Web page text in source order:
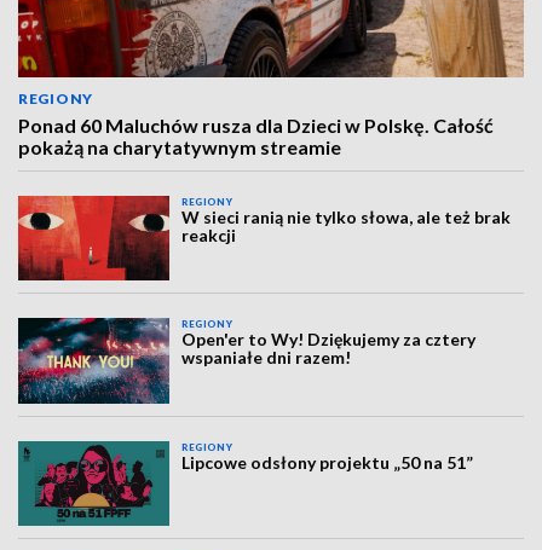
REGIONY
Ponad 60 Maluchów rusza dla Dzieci w Polskę. Całość
pokażą na charytatywnym streamie
REGIONY
W sieci ranią nie tylko słowa, ale też brak
reakcji
REGIONY
Open'er to Wy! Dziękujemy za cztery
wspaniałe dni razem!
REGIONY
Lipcowe odsłony projektu „50 na 51”